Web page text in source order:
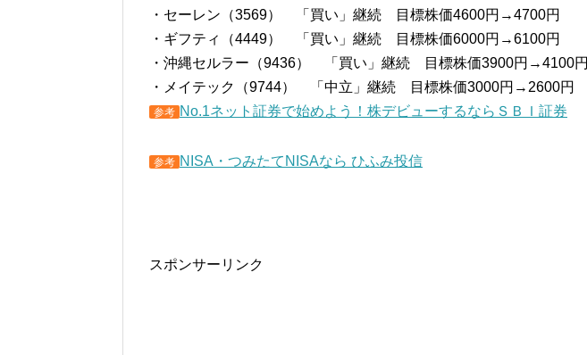
・セーレン（3569） 「買い」継続 目標株価4600円→4700円
・ギフティ（4449） 「買い」継続 目標株価6000円→6100円
・沖縄セルラー（9436） 「買い」継続 目標株価3900円→4100円
・メイテック（9744） 「中立」継続 目標株価3000円→2600円
参考 No.1ネット証券で始めよう！株デビューするならＳＢＩ証券
参考 NISA・つみたてNISAなら ひふみ投信
スポンサーリンク